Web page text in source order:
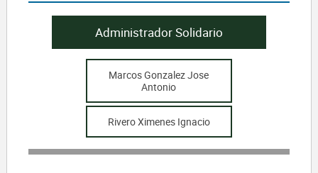
Administrador Solidario
Marcos Gonzalez Jose
Antonio
Rivero Ximenes Ignacio